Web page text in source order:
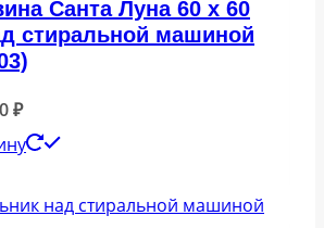
Санта Луна 60 x 60
стиральной машиной
₽